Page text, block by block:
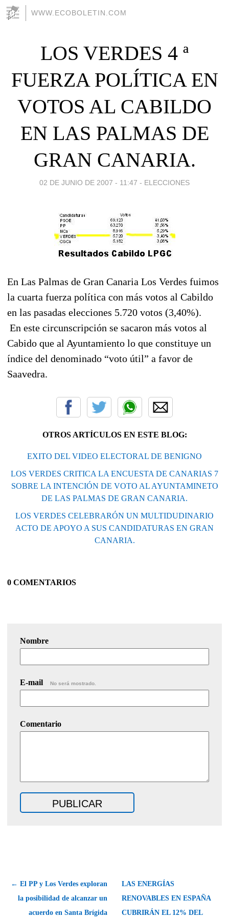
WWW.ECOBOLETIN.COM
LOS VERDES 4 ª
FUERZA POLÍTICA EN
VOTOS AL CABILDO
EN LAS PALMAS DE
GRAN CANARIA.
02 DE JUNIO DE 2007 - 11:47 - ELECCIONES
En Las Palmas de Gran Canaria Los Verdes fuimos
la cuarta fuerza política con más votos al Cabildo
en las pasadas elecciones 5.720 votos (3,40%).
En este circunscripción se sacaron más votos al
Cabido que al Ayuntamiento lo que constituye un
índice del denominado “voto útil” a favor de
Saavedra.
OTROS ARTÍCULOS EN ESTE BLOG:
EXITO DEL VIDEO ELECTORAL DE BENIGNO
LOS VERDES CRITICA LA ENCUESTA DE CANARIAS 7
SOBRE LA INTENCIÓN DE VOTO AL AYUNTAMINETO
DE LAS PALMAS DE GRAN CANARIA.
LOS VERDES CELEBRARÓN UN MULTIDUDINARIO
ACTO DE APOYO A SUS CANDIDATURAS EN GRAN
CANARIA.
0 COMENTARIOS
Nombre
E-mail No será mostrado.
Comentario
← El PP y Los Verdes exploran
la posibilidad de alcanzar un
acuerdo en Santa Brígida
LAS ENERGÍAS
RENOVABLES EN ESPAÑA
CUBRIRÁN EL 12% DEL